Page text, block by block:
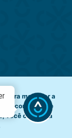
para melhorar a
conteúdo de
você concorda